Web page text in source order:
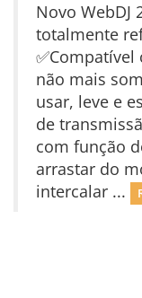
Novo
totalmente
não mais
usar, leve e
de
com função
arrastar do
intercalar ...